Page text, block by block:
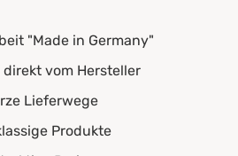
"Made in Germany"
direkt vom Hersteller
Lieferwege
Produkte